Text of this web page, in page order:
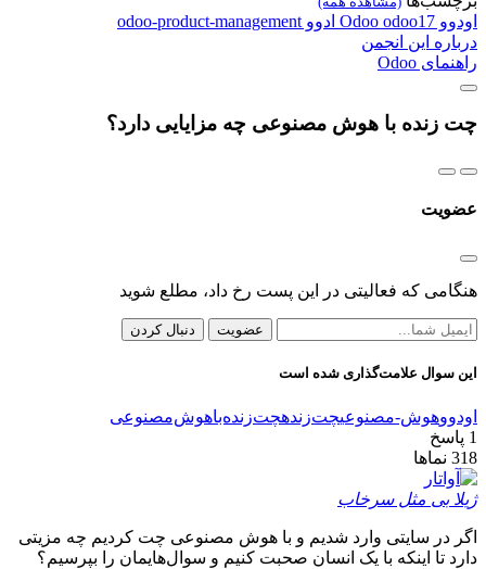
اودوو Odoo odoo17 ادوو odoo-product-management
درباره این انجمن
راهنمای Odoo
چت زنده با هوش مصنوعی چه مزایایی دارد؟
عضویت
هنگامی که فعالیتی در این پست رخ داد، مطلع شوید
عضویت دنبال کردن
این سوال علامت‌گذاری شده است
اودووهوش-مصنوعیچت‌زندهچت‌زنده‌با‌هوش‌مصنوعی
1 پاسخ
318 نماها
ژیلا بی مثل سرخاب
اگر در سایتی وارد شدیم و با هوش مصنوعی چت کردیم چه مزیتی
دارد تا اینکه با یک انسان صحبت کنیم و سوال‌هایمان را بپرسیم؟